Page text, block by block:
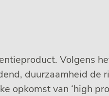
Volgens
duurzaamheid de
opkomst van ‘high